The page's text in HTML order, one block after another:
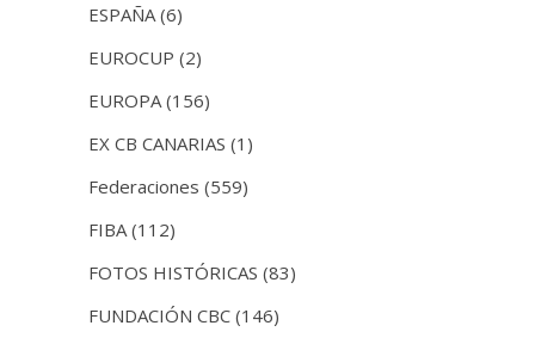
ESPAÑA (6)
EUROCUP (2)
EUROPA (156)
EX CB CANARIAS (1)
Federaciones (559)
FIBA (112)
FOTOS HISTÓRICAS (83)
FUNDACIÓN CBC (146)